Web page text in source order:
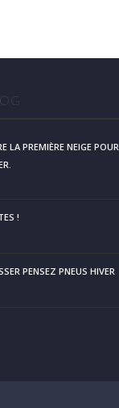
LA PREMIÈRE NEIGE POUR
!
PENSEZ PNEUS HIVER